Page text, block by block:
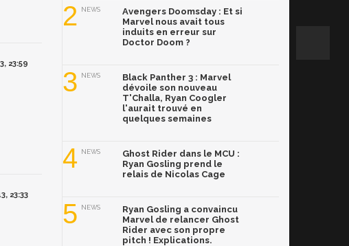
23:59
23:33
2 NEWS
Avengers Doomsday : Et si
Marvel nous avait tous
induits en erreur sur
Doctor Doom ?
3 NEWS
Black Panther 3 : Marvel
dévoile son nouveau
T'Challa, Ryan Coogler
l'aurait trouvé en
quelques semaines
4 NEWS
Ghost Rider dans le MCU :
Ryan Gosling prend le
relais de Nicolas Cage
5 NEWS
Ryan Gosling a convaincu
Marvel de relancer Ghost
Rider avec son propre
pitch ! Explications.